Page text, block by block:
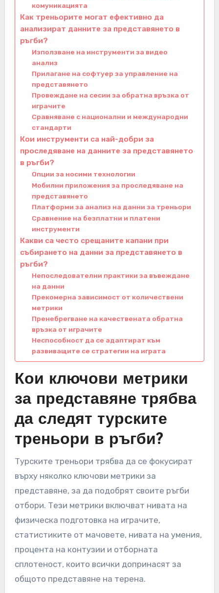
комуникацията
Как треньорите могат ефективно да
анализират данните за представянето в
ръгби?
Използване на инструменти за видео
анализ
Прилагане на софтуер за управление на
представянето
Провеждане на сесии за обратна връзка от
играчите
Сравняване с национални и международни
стандарти
Кои инструменти са най-добри за
проследяване на данните за представянето
в ръгби?
Опции за носими технологии
Мобилни приложения за проследяване на
представянето
Платформи за анализ на данни за треньори
Сравнение на безплатни и платени
инструменти
Какви са често срещаните капани при
събирането на данни за представянето в
ръгби?
Непоследователни практики за въвеждане
на данни
Прекомерна зависимост от количествени
метрики
Пренебрегване на качествената обратна
връзка от играчите
Неспособност да се адаптират към
развиващите се стратегии на играта
Кои ключови метрики
за представяне трябва
да следят турските
треньори в ръгби?
Турските треньори трябва да се фокусират
върху няколко ключови метрики за
представяне, за да подобрят своите ръгби
отбори. Тези метрики включват нивата на
физическа подготовка на играчите,
статистиките от мачовете, нивата на умения,
процента на контузии и отборната
сплотеност, които всички допринасят за
общото представяне на терена.